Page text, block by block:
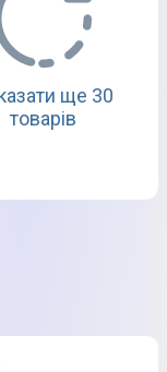
ще 30
товарів